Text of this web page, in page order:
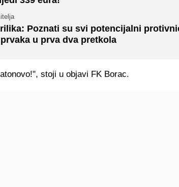
Poznati su svi potencijalni
u prva dva pretkola
stoji u objavi FK Borac.